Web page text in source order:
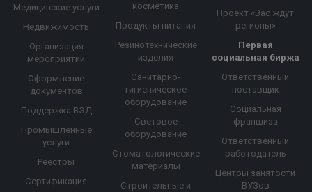
Медицинские услуги
Недвижимость
Организация
мероприятий
Оформление
документов
Поддержка ВЭД
Промышленные
услуги
Реестры
Сертификация
косметика
Продукты питания
Резинотехнические
изделия
Санитарно-
гигиеническое
оборудование
Световое
оборудование
Стоматологические
материалы
Строительные и
Проект «Вас ждут
регионы»
Первая
социальная биржа
Ответственный
поставщик
Социальная
франшиза
Ответственный
работодатель
Центры занятости
ВУЗов